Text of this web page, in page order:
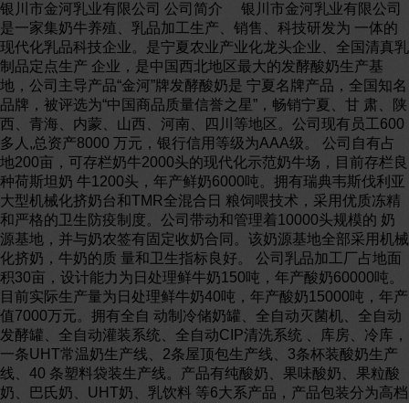
银川市金河乳业有限公司 公司简介 银川市金河乳业有限公司
是一家集奶牛养殖、乳品加工生产、销售、科技研发为 一体的
现代化乳品科技企业。是宁夏农业产业化龙头企业、全国清真乳
制品定点生产 企业，是中国西北地区最大的发酵酸奶生产基
地，公司主导产品“金河”牌发酵酸奶是 宁夏名牌产品，全国知名
品牌，被评选为“中国商品质量信誉之星”，畅销宁夏、甘 肃、陕
西、青海、内蒙、山西、河南、四川等地区。公司现有员工600
多人,总资产8000 万元，银行信用等级为AAA级。 公司自有占
地200亩，可存栏奶牛2000头的现代化示范奶牛场，目前存栏良
种荷斯坦奶 牛1200头，年产鲜奶6000吨。拥有瑞典韦斯伐利亚
大型机械化挤奶台和TMR全混合日 粮饲喂技术，采用优质冻精
和严格的卫生防疫制度。公司带动和管理着10000头规模的 奶
源基地，并与奶农签有固定收奶合同。该奶源基地全部采用机械
化挤奶，牛奶的质 量和卫生指标良好。 公司乳品加工厂占地面
积30亩，设计能力为日处理鲜牛奶150吨，年产酸奶60000吨。
目前实际生产量为日处理鲜牛奶40吨，年产酸奶15000吨，年产
值7000万元。拥有全自 动制冷储奶罐、全自动灭菌机、全自动
发酵罐、全自动灌装系统、全自动CIP清洗系统 、库房、冷库，
一条UHT常温奶生产线、2条屋顶包生产线、3条杯装酸奶生产
线、40 条塑料袋装生产线。产品有纯酸奶、果味酸奶、果粒酸
奶、巴氏奶、UHT奶、乳饮料 等6大系产品，产品包装分为高档